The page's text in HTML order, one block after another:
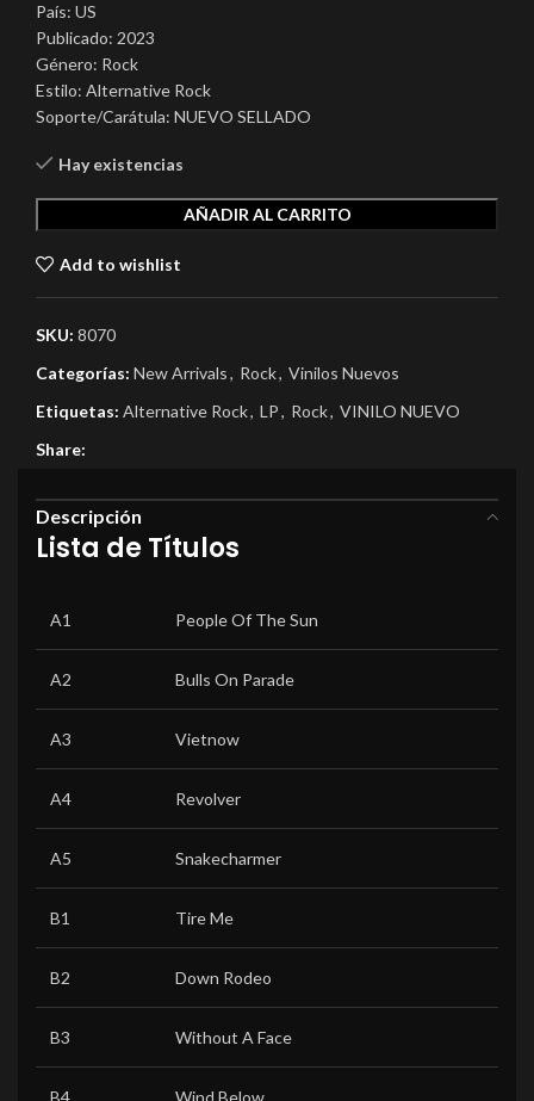
País: US
Publicado: 2023
Género: Rock
Estilo: Alternative Rock
Soporte/Carátula: NUEVO SELLADO
Hay existencias
AÑADIR AL CARRITO
Add to wishlist
SKU: 8070
Categorías: New Arrivals, Rock, Vinilos Nuevos
Etiquetas: Alternative Rock, LP, Rock, VINILO NUEVO
Share:
Descripción
Lista de Títulos
A1 People Of The Sun
A2 Bulls On Parade
A3 Vietnow
A4 Revolver
A5 Snakecharmer
B1 Tire Me
B2 Down Rodeo
B3 Without A Face
B4 Wind Below